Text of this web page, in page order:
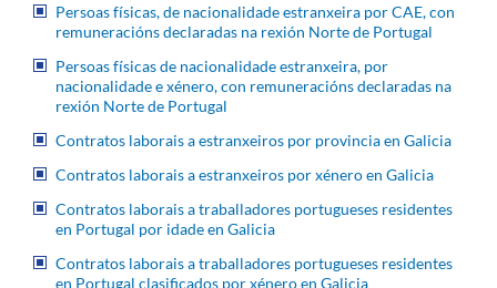
Persoas físicas, de nacionalidade estranxeira por CAE, con
remuneracións declaradas na rexión Norte de Portugal
Persoas físicas de nacionalidade estranxeira, por
nacionalidade e xénero, con remuneracións declaradas na
rexión Norte de Portugal
Contratos laborais a estranxeiros por provincia en Galicia
Contratos laborais a estranxeiros por xénero en Galicia
Contratos laborais a traballadores portugueses residentes
en Portugal por idade en Galicia
Contratos laborais a traballadores portugueses residentes
en Portugal clasificados por xénero en Galicia